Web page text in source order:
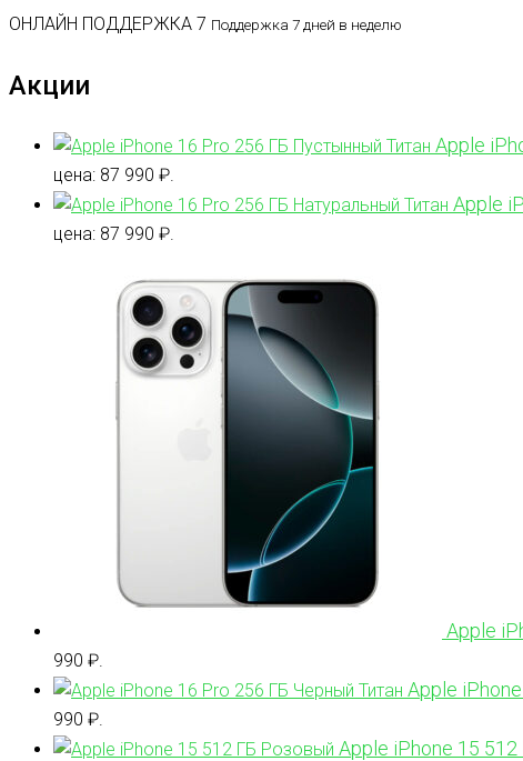
ОНЛАЙН ПОДДЕРЖКА 7 Поддержка 7 дней в неделю
Акции
Apple
цена: 87 990 ₽.
Apple
цена: 87 990 ₽.
Apple
990 ₽.
Apple
990 ₽.
Apple iPhone 15